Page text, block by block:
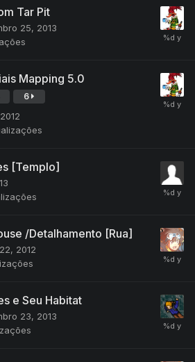
Tar Pit
25, 2013
Mapping 5.0
6
[Templo]
/Detalhamento [Rua]
2012
e Seu Habitat
23, 2013